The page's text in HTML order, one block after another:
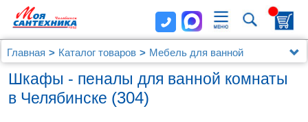
Главная Каталог товаров
Мебель для ванной
Шкафы - пеналы
Шкафы - пеналы для ванной комнаты
в Челябинске (304)